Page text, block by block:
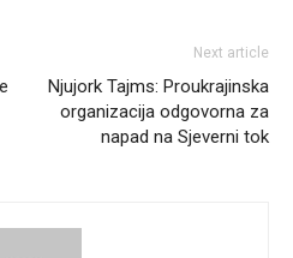
Next article
Njujork Tajms: Proukrajinska
organizacija odgovorna za
napad na Sjeverni tok